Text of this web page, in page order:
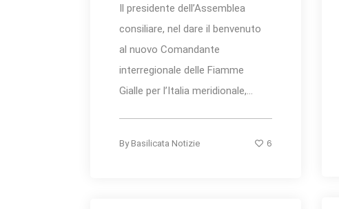
Il presidente dell’Assemblea
consiliare, nel dare il benvenuto
al nuovo Comandante
interregionale delle Fiamme
Gialle per l’Italia meridionale,...
By Basilicata Notizie 6